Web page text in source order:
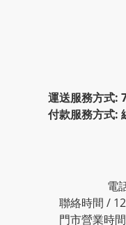
運送服務方式:
付款服務方式:
電
聯絡時間 /
門市營業時